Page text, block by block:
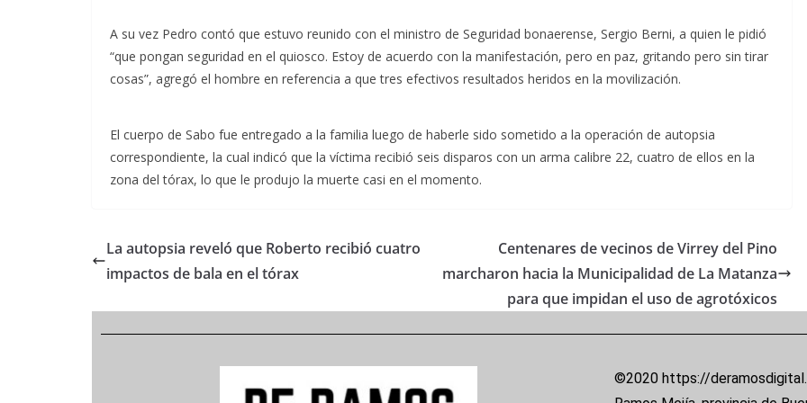
A su vez Pedro contó que estuvo reunido con el ministro de Seguridad bonaerense, Sergio Berni, a quien le pidió
“que pongan seguridad en el quiosco. Estoy de acuerdo con la manifestación, pero en paz, gritando pero sin tirar
cosas”, agregó el hombre en referencia a que tres efectivos resultados heridos en la movilización.
El cuerpo de Sabo fue entregado a la familia luego de haberle sido sometido a la operación de autopsia
correspondiente, la cual indicó que la víctima recibió seis disparos con un arma calibre 22, cuatro de ellos en la
zona del tórax, lo que le produjo la muerte casi en el momento.
La autopsia reveló que Roberto recibió cuatro
impactos de bala en el tórax
Centenares de vecinos de Virrey del Pino
marcharon hacia la Municipalidad de La Matanza
para que impidan el uso de agrotóxicos
©2020 https://